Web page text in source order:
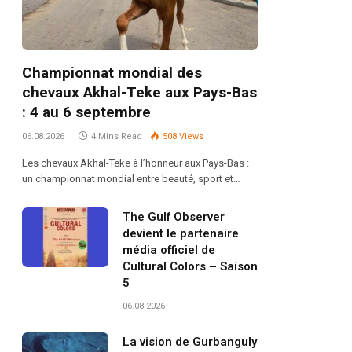
Championnat mondial des
chevaux Akhal-Teke aux Pays-Bas
: 4 au 6 septembre
06.08.2026 4 Mins Read 508 Views
Les chevaux Akhal-Teke à l’honneur aux Pays-Bas :
un championnat mondial entre beauté, sport et…
The Gulf Observer
devient le partenaire
média officiel de
Cultural Colors – Saison
5
06.08.2026
La vision de Gurbanguly